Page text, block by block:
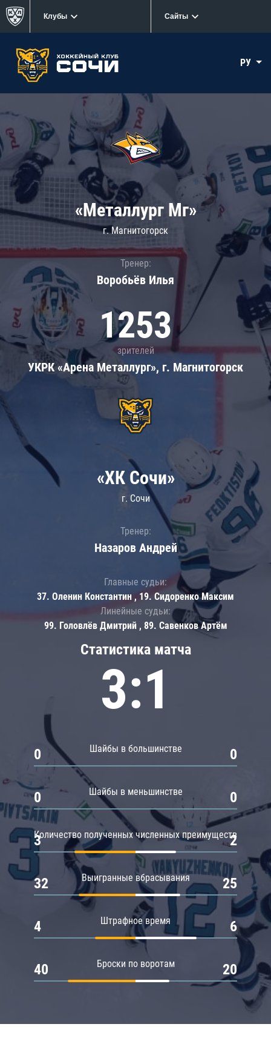
Клубы Сайты
РУ
«Металлург Мг»
г. Магнитогорск
Тренер:
Воробьёв Илья
1253
зрителей
УКРК «Арена Металлург», г. Магнитогорск
Статистика матча
3:1
Шайбы в большинстве
0 0
Шайбы в меньшинстве
0 0
Количество полученных численных преимуществ
3 2
Выигранные вбрасывания
32 25
Штрафное время
4 6
Броски по воротам
40 20
«ХК Сочи»
г. Сочи
Тренер:
Назаров Андрей
Главные судьи:
37. Оленин Константин , 19. Сидоренко Максим
Линейные судьи:
99. Головлёв Дмитрий , 89. Савенков Артём